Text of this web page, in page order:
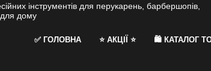
інструментів для перукарень, барбершопів,
для дому
✅ ГОЛОВНА ⭐️ АКЦІЇ ⭐️ 🛍 КАТАЛОГ